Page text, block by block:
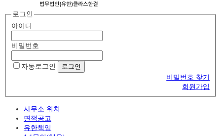
로그인
아이디
비밀번호
자동로그인
비밀번호 찾기
회원가입
사무소 위치
면책공고
유한책임